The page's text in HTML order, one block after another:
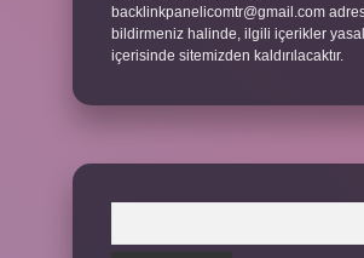
backlinkpanelicomtr@gmail.com
bildirmeniz halinde, ilgili içerikler
içerisinde sitemizden kaldırılacaktır.